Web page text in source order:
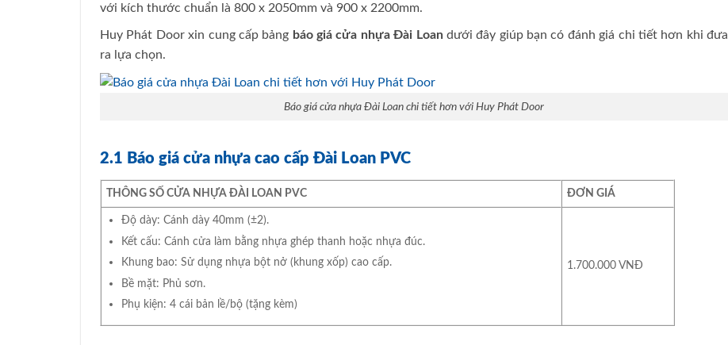
với kích thước chuẩn là 800 x 2050mm và 900 x 2200mm.
Huy Phát Door xin cung cấp bảng báo giá cửa nhựa Đài Loan dưới đây giúp bạn có đánh giá chi tiết hơn khi đưa
ra lựa chọn.
Báo giá cửa nhựa Đài Loan chi tiết hơn với Huy Phát Door
2.1 Báo giá cửa nhựa cao cấp Đài Loan PVC
THÔNG SỐ CỬA NHỰA ĐÀI LOAN PVC ĐƠN GIÁ
Độ dày: Cánh dày 40mm (±2).
Kết cấu: Cánh cửa làm bằng nhựa ghép thanh hoặc nhựa đúc.
Khung bao: Sử dụng nhựa bột nở (khung xốp) cao cấp.
Bề mặt: Phủ sơn.
Phụ kiện: 4 cái bản lề/bộ (tặng kèm)
1.700.000 VNĐ